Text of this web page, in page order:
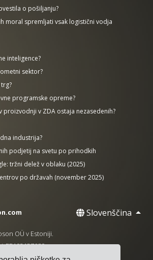
o pošiljanju?
moral spremljati vsak logistični vodja
inteligence?
sektor?
programske opreme?
proizvodnji v ZDA ostaja nezasedenih?
industrija?
podjetij na svetu po prihodkih
tržni delež v oblaku (2025)
po državah (november 2025)
Slovenščina
OÜ v Estoniji.
EE102137680.